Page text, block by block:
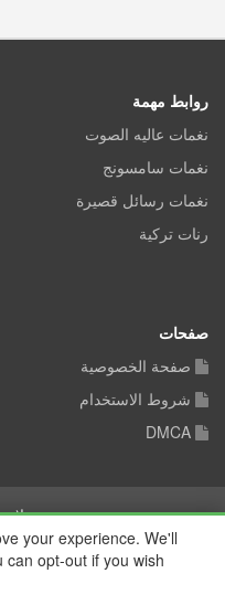
your experience. We'll
opt-out if you wish
روابط مهمة
نغمات عاليه الصوت
نغمات سامسونج
نغمات رسائل قصيرة
رنات تركية
صفحات
صفحة الخصوصية
شروط الاستخدام
DMCA
شيلات